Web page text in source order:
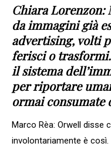
Chiara Lorenzon:
da immagini già
advertising, volti
ferisci o
il sistema
per riportare
ormai consumate
Marco Rèa: Orwell disse
involontariamente è